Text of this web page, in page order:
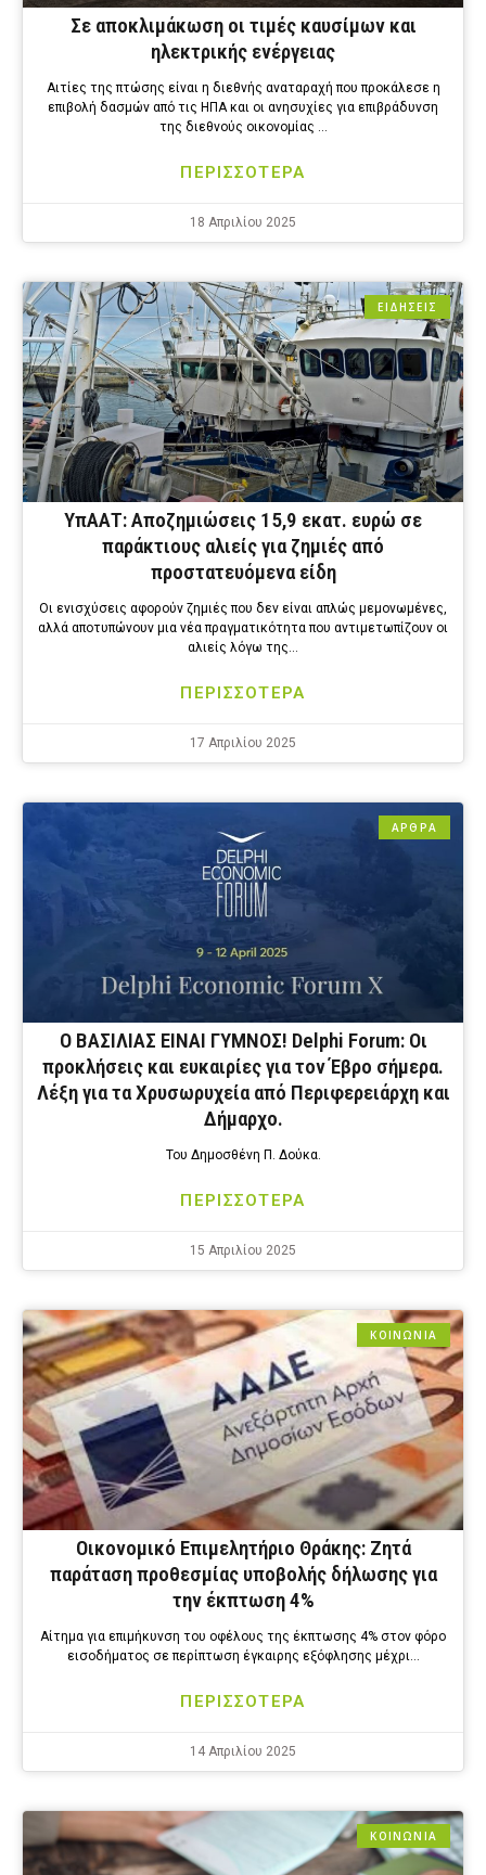
Σε αποκλιμάκωση οι τιμές καυσίμων και
ηλεκτρικής ενέργειας
Αιτίες της πτώσης είναι η διεθνής αναταραχή που προκάλεσε η
επιβολή δασμών από τις ΗΠΑ και οι ανησυχίες για επιβράδυνση
της διεθνούς οικονομίας …
ΠΕΡΙΣΣΟΤΕΡΑ
18 Απριλίου 2025
ΕΙΔΗΣΕΙΣ
ΥπΑΑΤ: Αποζημιώσεις 15,9 εκατ. ευρώ σε
παράκτιους αλιείς για ζημιές από
προστατευόμενα είδη
Οι ενισχύσεις αφορούν ζημιές που δεν είναι απλώς μεμονωμένες,
αλλά αποτυπώνουν μια νέα πραγματικότητα που αντιμετωπίζουν οι
αλιείς λόγω της…
ΠΕΡΙΣΣΟΤΕΡΑ
17 Απριλίου 2025
ΑΡΘΡΑ
Ο ΒΑΣΙΛΙΑΣ ΕΙΝΑΙ ΓΥΜΝΟΣ! Delphi Forum: Οι
προκλήσεις και ευκαιρίες για τον Έβρο σήμερα.
Λέξη για τα Χρυσωρυχεία από Περιφερειάρχη και
Δήμαρχο.
Του Δημοσθένη Π. Δούκα.
ΠΕΡΙΣΣΟΤΕΡΑ
15 Απριλίου 2025
ΚΟΙΝΩΝΙΑ
Οικονομικό Επιμελητήριο Θράκης: Ζητά
παράταση προθεσμίας υποβολής δήλωσης για
την έκπτωση 4%
Αίτημα για επιμήκυνση του οφέλους της έκπτωσης 4% στον φόρο
εισοδήματος σε περίπτωση έγκαιρης εξόφλησης μέχρι…
ΠΕΡΙΣΣΟΤΕΡΑ
14 Απριλίου 2025
ΚΟΙΝΩΝΙΑ